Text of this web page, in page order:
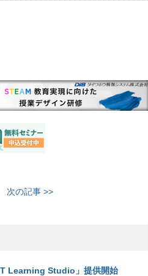
次の記事 >>
Learning Studio」提供開始